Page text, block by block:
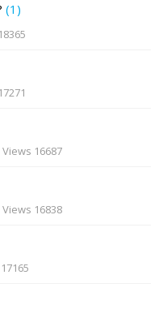
(1)
Views 16687
Views 16838